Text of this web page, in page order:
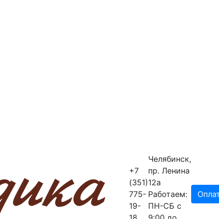
+7
(351)
775-
19-
Челябинск,
пр. Ленина
12a
Работаем:
ПН-СБ с